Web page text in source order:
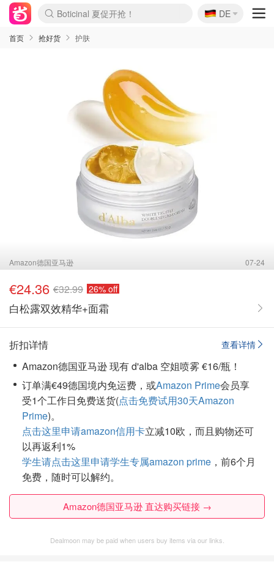
Boticinal 夏促开抢！
4折！lulu周四疯狂上新
还没结束！&OtherStories大促
Joybuy变相75折 随时失效
速领！Stanley独家85折
疑似霸哥！Camper额外叠85折
Zalando 奥莱闪促！每日更新
Moncler反季囤！5折起+叠9折
Coach Brooklyn仅€192
🇩🇪
DE
首页 抢好货 护肤
Amazon德国亚马逊 07-24
€24.36 €32.99 26% off
白松露双效精华+面霜
查看详情
折扣详情
Amazon德国亚马逊 现有 d'alba 空姐喷雾 €16/瓶！
订单满€49德国境内免运费，或Amazon Prime会员享
受1个工作日免费送货(点击免费试用30天Amazon
Prime)。
点击这里申请amazon信用卡立减10欧，而且购物还可
以再返利1%
学生请点击这里申请学生专属amazon prime ，前6个月
免费，随时可以解约。
Amazon德国亚马逊 直达购买链接 →
Dealmoon may be paid when users buy items via our links.